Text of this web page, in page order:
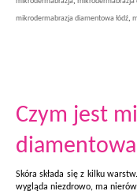
mikrodermabrazja diamentowa łódź,
Czym jest
Skóra składa się z kilku
wygląda niezdrowo, ma